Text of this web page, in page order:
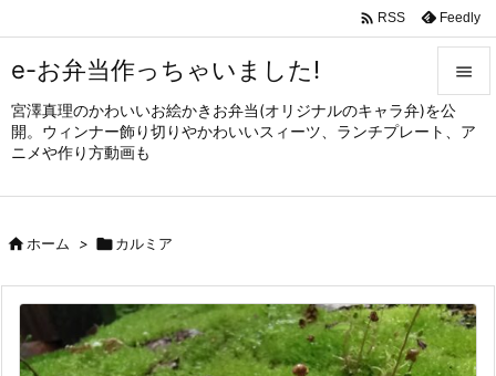
e-お弁当作っちゃいました!
宮澤真理のかわいいお絵かきお弁当(オリジナルのキャラ弁)を公
開。ウィンナー飾り切りやかわいいスィーツ、ランチプレート、ア
ニメや作り方動画も


メニュ
サイド

次へ

検索
 RSS Feedly
ホーム > カルミア